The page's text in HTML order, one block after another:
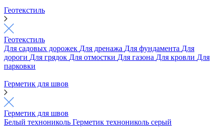
Геотекстиль
Геотекстиль
Для садовых дорожек Для дренажа Для фундамента Для
дороги Для грядок Для отмостки Для газона Для кровли Для
парковки
Герметик для швов
Герметик для швов
Белый технониколь Герметик технониколь серый